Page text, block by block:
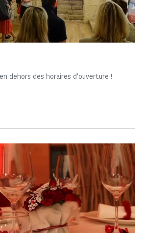
dehors des horaires d'ouverture !